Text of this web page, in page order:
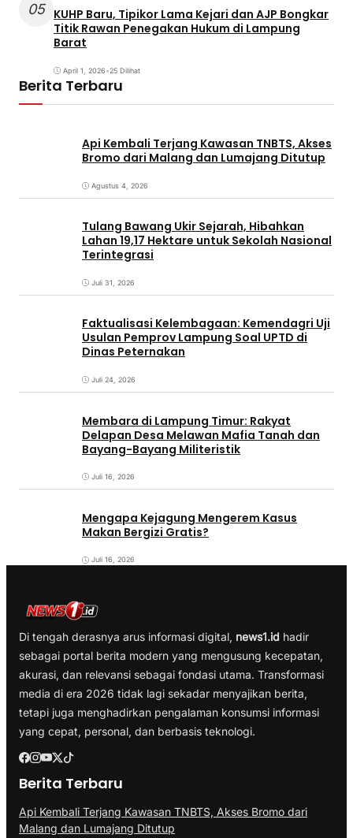
05 KUHP Baru, Tipikor Lama Kejari dan AJP Bongkar
Titik Rawan Penegakan Hukum di Lampung
Barat
April 1, 2026•25 Dilihat
Berita Terbaru
Api Kembali Terjang Kawasan TNBTS, Akses
Bromo dari Malang dan Lumajang Ditutup
Agustus 4, 2026
Tulang Bawang Ukir Sejarah, Hibahkan
Lahan 19,17 Hektare untuk Sekolah Nasional
Terintegrasi
Juli 31, 2026
Faktualisasi Kelembagaan: Kemendagri Uji
Usulan Pemprov Lampung Soal UPTD di
Dinas Peternakan
Juli 24, 2026
Membara di Lampung Timur: Rakyat
Delapan Desa Melawan Mafia Tanah dan
Bayang-Bayang Militeristik
Juli 16, 2026
Mengapa Kejagung Mengerem Kasus
Makan Bergizi Gratis?
Juli 16, 2026
Di tengah derasnya arus informasi digital, news1.id hadir
sebagai portal berita modern yang mengusung kecepatan,
akurasi, dan relevansi sebagai fondasi utama. Transformasi
media di era 2026 tidak lagi sekadar menyajikan berita,
tetapi juga menghadirkan pengalaman konsumsi informasi
yang cepat, personal, dan berbasis teknologi.
Berita Terbaru
Api Kembali Terjang Kawasan TNBTS, Akses Bromo dari
Malang dan Lumajang Ditutup